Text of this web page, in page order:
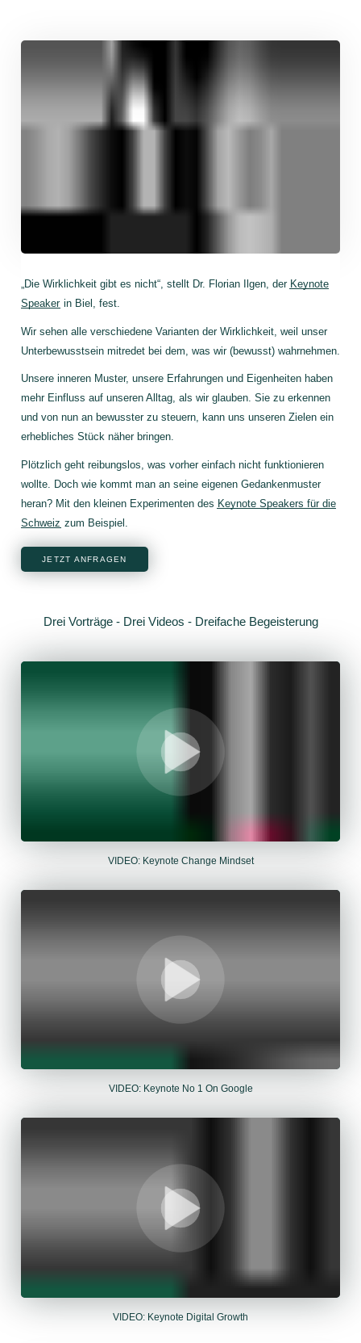
„Die Wirklichkeit gibt es nicht“, stellt Dr. Florian Ilgen, der Keynote
Speakerin Biel, fest.
Wir sehen alle verschiedene Varianten der Wirklichkeit, weil unser
Unterbewusstsein mitredet bei dem, was wir (bewusst) wahrnehmen.
Unsere inneren Muster, unsere Erfahrungen und Eigenheiten haben
mehr Einfluss auf unseren Alltag, als wir glauben. Sie zu erkennen
und von nun an bewusster zu steuern, kann uns unseren Zielen ein
erhebliches Stück näher bringen.
Plötzlich geht reibungslos, was vorher einfach nicht funktionieren
wollte. Doch wie kommt man an seine eigenen Gedankenmuster
heran? Mit den kleinen Experimenten des Keynote Speakers für die
Schweiz zum Beispiel.
JETZT ANFRAGEN
Drei Vorträge - Drei Videos - Dreifache Begeisterung
VIDEO: Keynote Change Mindset
VIDEO: Keynote No 1 On Google
VIDEO: Keynote Digital Growth